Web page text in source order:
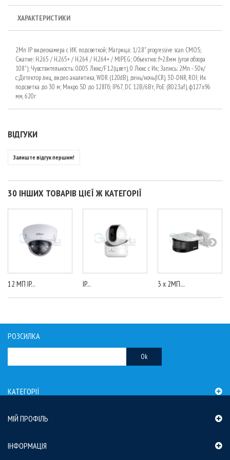
ХАРАКТЕРИСТИКИ
2Мп IP видеокамера с ИК подсветкой; Матрица: 1/2.8" progressive scan CMOS;
Сжатие: Н.265 / Н.265+ / H.264 / H.264+ / MJPEG; Объектив: f=2.8мм (угол обзора
108˚); Чувствительность: 0.005 Люкс/F1.2(цвет), 0 Люкс c Ик; Запись: 2Мп - 50к/
с;Детектор лиц, видео аналитика, WDR (120dB), день/ночь(ICR), 3D-DNR, ROI; Ик
подсветка до 30 м; Микро SD до 128Гб; IP67, DC 12В/6Вт, PoE (802.3af), ф127x96
мм, 620г
ВІДГУКИ
Залиште відгук першим!
30 ІНШИХ ТОВАРІВ ЦІЄЇ Ж КАТЕГОРІЇ
12 МП IP... IP... 3 x 2МП...
РОЗСИЛКА
Ok
КАТЕГОРІЇ
МІЙ ПРОФІЛЬ
ІНФОРМАЦІЯ